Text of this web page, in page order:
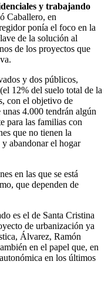
y trabajando
Caballero, en
ponía el foco en la
de la solución al
de los proyectos que
y dos públicos,
12% del suelo total de la
con el objetivo de
4.000 tendrán algún
para las familias con
que no tienen la
abandonar el hogar
en las que se está
que dependen de
es el de Santa Cristina
de urbanización ya
Álvarez, Ramón
en el papel que, en
en los últimos